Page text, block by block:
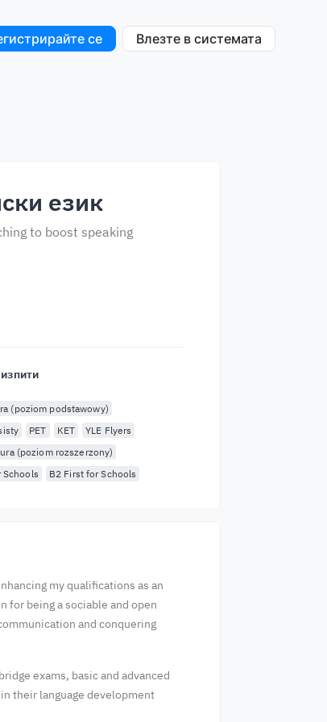
се Влезте в системата
език
to boost speaking
(poziom podstawowy)
PET KET
YLE Flyers
(poziom rozszerzony)
Schools
B2 First for Schools
my qualifications as an
for being a sociable and open
and conquering
exams, basic and advanced
their language development